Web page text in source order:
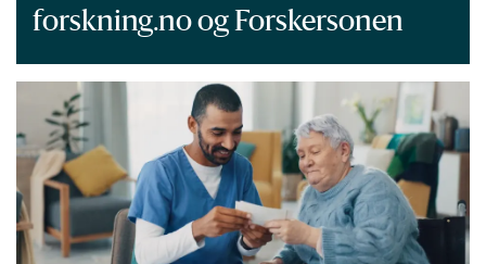
forskning.no og Forskersonen